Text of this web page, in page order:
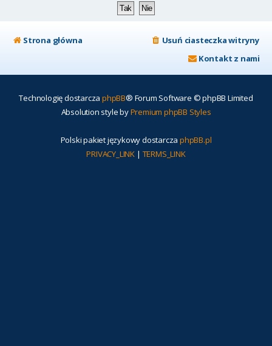
Strona główna
Usuń ciasteczka witryny
Kontakt z nami
Technologię dostarcza phpBB® Forum Software © phpBB Limited
Absolution style byPremium phpBB Styles
Polski pakiet językowy dostarcza phpBB.pl
PRIVACY_LINK | TERMS_LINK